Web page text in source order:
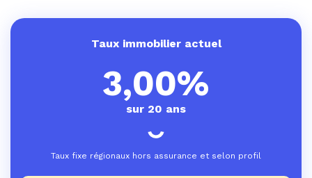
Taux immobilier actuel
3,00%
sur 20 ans
Taux fixe régionaux hors assurance et selon profil